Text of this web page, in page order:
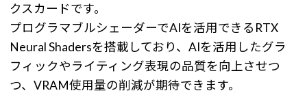
クスカードです。
プログラマブルシェーダーでAIを活用できるRTX
Neural Shadersを搭載しており、AIを活用したグラ
フィックやライティング表現の品質を向上させつ
つ、VRAM使用量の削減が期待できます。